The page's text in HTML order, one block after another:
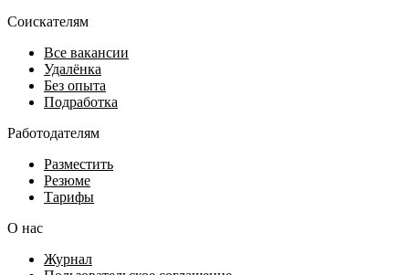
Соискателям
Все вакансии
Удалёнка
Без опыта
Подработка
Работодателям
Разместить
Резюме
Тарифы
О нас
Журнал